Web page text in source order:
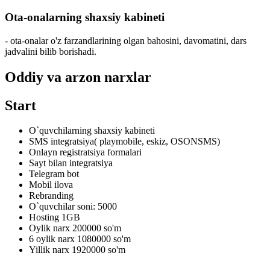
Ota-onalarning shaxsiy kabineti
- ota-onalar o'z farzandlarining olgan bahosini, davomatini, dars
jadvalini bilib borishadi.
Oddiy va arzon narxlar
Start
O`quvchilarning shaxsiy kabineti
SMS integratsiya( playmobile, eskiz, OSONSMS)
Onlayn registratsiya formalari
Sayt bilan integratsiya
Telegram bot
Mobil ilova
Rebranding
O`quvchilar soni: 5000
Hosting 1GB
Oylik narx 200000 so'm
6 oylik narx 1080000 so'm
Yillik narx 1920000 so'm